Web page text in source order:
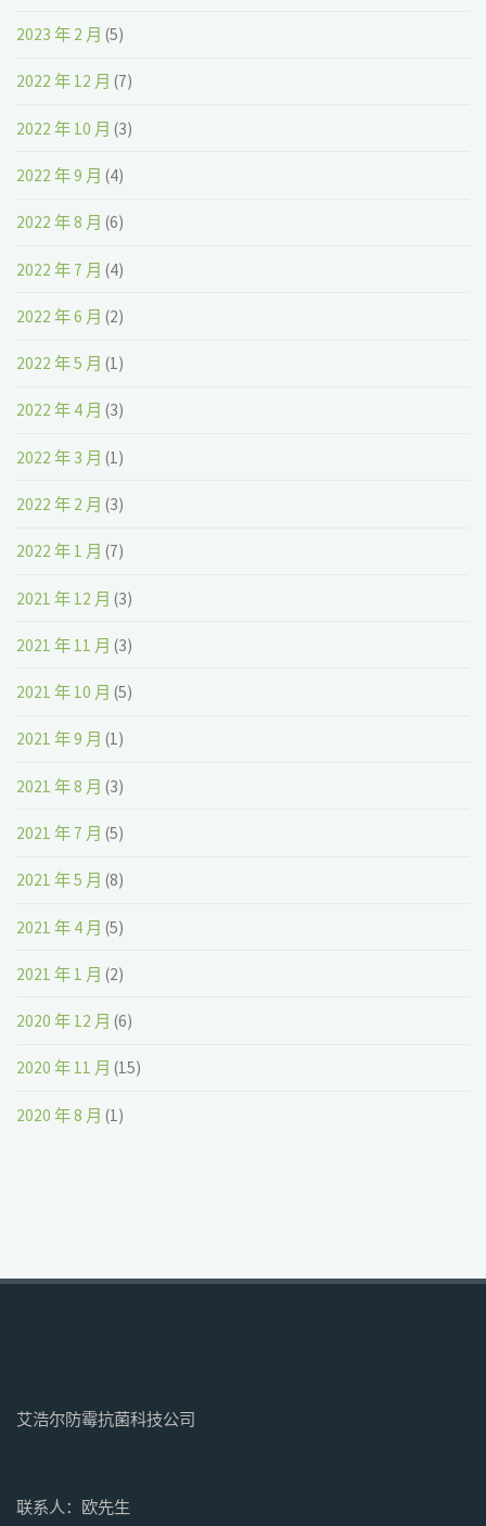
2023 年 2 月 (5)
2022 年 12 月 (7)
2022 年 10 月 (3)
2022 年 9 月 (4)
2022 年 8 月 (6)
2022 年 7 月 (4)
2022 年 6 月 (2)
2022 年 5 月 (1)
2022 年 4 月 (3)
2022 年 3 月 (1)
2022 年 2 月 (3)
2022 年 1 月 (7)
2021 年 12 月 (3)
2021 年 11 月 (3)
2021 年 10 月 (5)
2021 年 9 月 (1)
2021 年 8 月 (3)
2021 年 7 月 (5)
2021 年 5 月 (8)
2021 年 4 月 (5)
2021 年 1 月 (2)
2020 年 12 月 (6)
2020 年 11 月 (15)
2020 年 8 月 (1)
艾浩尔防霉抗菌科技公司
联系人：欧先生